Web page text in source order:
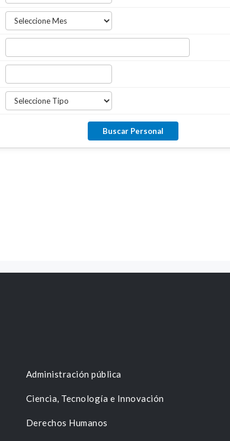
Administración pública
Ciencia, Tecnología e Innovación
Derechos Humanos